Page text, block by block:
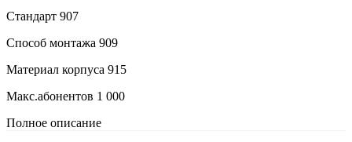
Стандарт 907
Способ монтажа 909
Материал корпуса 915
Макс.абонентов 1 000
Полное описание